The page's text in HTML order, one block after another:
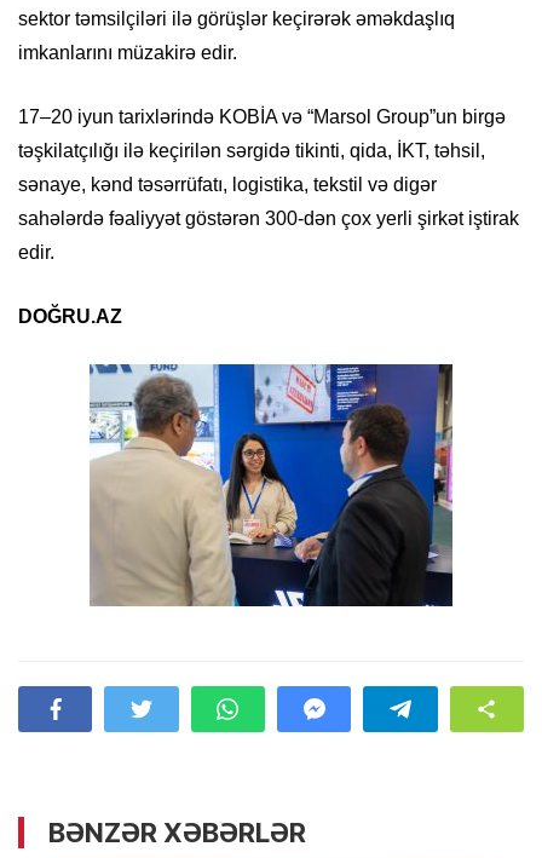
sektor təmsilçiləri ilə görüşlər keçirərək əməkdaşlıq
imkanlarını müzakirə edir.
17–20 iyun tarixlərində KOBİA və “Marsol Group”un birgə
təşkilatçılığı ilə keçirilən sərgidə tikinti, qida, İKT, təhsil,
sənaye, kənd təsərrüfatı, logistika, tekstil və digər
sahələrdə fəaliyyət göstərən 300-dən çox yerli şirkət iştirak
edir.
DOĞRU.AZ
BƏNZƏR XƏBƏRLƏR